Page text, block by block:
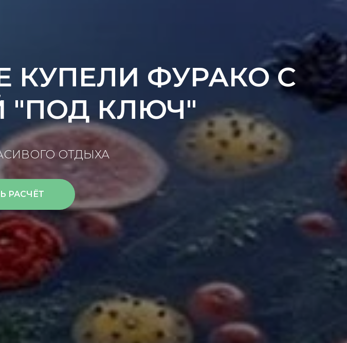
ФУРАКО С
"ПОД КЛЮЧ"
ОТДЫХА
РАСЧЁТ